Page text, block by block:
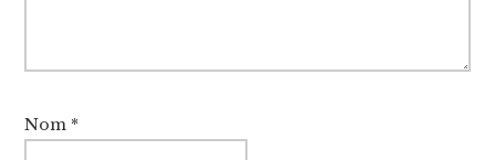
Nom *